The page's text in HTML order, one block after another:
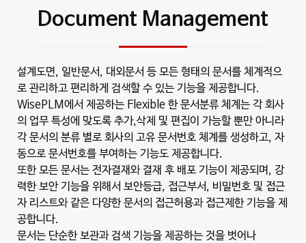
Document Management
설계도면, 일반문서, 대외문서 등 모든 형태의 문서를 체계적으
로 관리하고 편리하게 검색할 수 있는 기능을 제공합니다.
WisePLM에서 제공하는 Flexible 한 문서분류 체계는 각 회사
의 업무 특성에 맞도록 추가,삭제 및 편집이 가능할 뿐만 아니라
각 문서의 분류 별로 회사의 고유 문서번호 체계를 생성하고, 자
동으로 문서번호를 부여하는 기능도 제공합니다.
또한 모든 문서는 전자결재와 결재 후 배포 기능이 제공되며, 강
력한 보안 기능을 위해서 보안등급, 접근부서, 비밀번호 및 접근
자 리스트와 같은 다양한 문서의 접근허용과 접근제한 기능을 제
공합니다.
문서는 단순한 보관과 검색 기능을 제공하는 것을 벗어나